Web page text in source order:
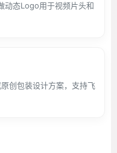
动态Logo用于视频片头和
创包装设计方案，支持飞